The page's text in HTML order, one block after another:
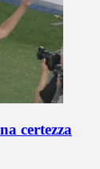
certezza